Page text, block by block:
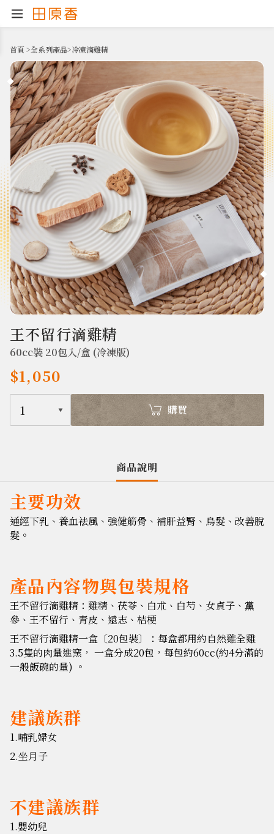
首頁>全系列產品>冷凍滴雞精
王不留行滴雞精
60cc裝 20包入/盒 (冷凍版)
$1,050
1 購買
商品說明
主要功效
通經下乳、養血祛風、強健筋骨、補肝益腎、烏髮、改善脫
髮。
產品內容物與包裝規格
王不留行滴雞精：雞精、茯苓、白朮、白芍、女貞子、黨
參、王不留行、青皮、遠志、桔梗
王不留行滴雞精一盒〔20包裝〕：每盒都用約自然雞全雞
3.5隻的肉量進窯， 一盒分成20包，每包約60cc(約4分滿的
一般飯碗的量) 。
建議族群
1.哺乳婦女
2.坐月子
不建議族群
1.嬰幼兒